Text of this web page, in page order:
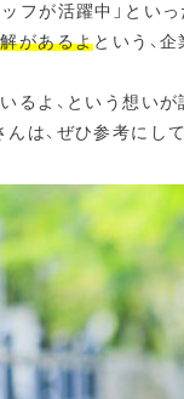
フが活躍中」とい
があるよという、
るよ、という想いが
は、ぜひ参考にし